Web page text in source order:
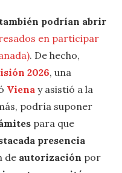
podrían abrir
en participar
. De hecho,
2026, una
Viena y asistió a la
podría suponer
para que
presencia
de autorización por